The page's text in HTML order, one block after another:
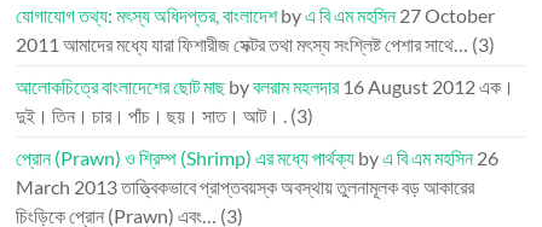
যোগাযোগ তথ্য: মৎস্য অধিদপ্তর, বাংলাদেশbyএ বি এম মহসিন27 October
2011 আমাদের মধ্যে যারা ফিশারীজ সেক্টর তথা মৎস্য সংশ্লিষ্ট পেশার সাথে… (3)
আলোকচিত্রে বাংলাদেশের ছোট মাছbyবলরাম মহলদার 16 August 2012এক।
দুই। তিন। চার। পাঁচ। ছয়। সাত। আট। . (3)
প্রোন (Prawn) ও শ্রিম্প (Shrimp) এর মধ্যে পার্থক্য byএ বি এম মহসিন26
March 2013তাত্ত্বিকভাবে প্রাপ্তবয়স্ক অবস্থায় তুলনামূলক বড় আকারের
চিংড়িকে প্রোন (Prawn) এবং… (3)